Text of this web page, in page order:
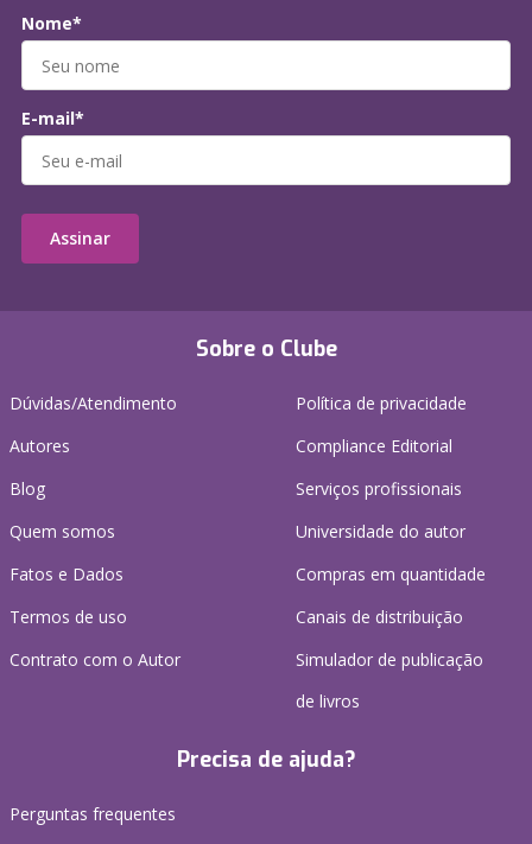
Sobre o Clube
Dúvidas/Atendimento
Autores
Blog
Quem somos
Fatos e Dados
Termos de uso
Contrato com o Autor
Política de privacidade
Compliance Editorial
Serviços profissionais
Universidade do autor
Compras em quantidade
Canais de distribuição
Simulador de publicação
de livros
Precisa de ajuda?
Perguntas frequentes
Nome*
E-mail*
Assinar